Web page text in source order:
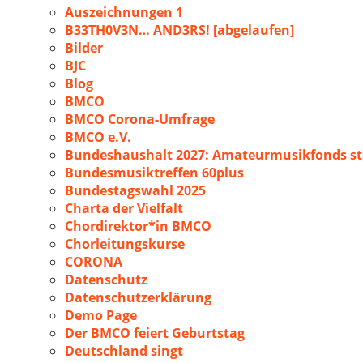
Auszeichnungen 1
B33TH0V3N… AND3RS! [abgelaufen]
Bilder
BJC
Blog
BMCO
BMCO Corona-Umfrage
BMCO e.V.
Bundeshaushalt 2027: Amateurmusikfonds
Bundesmusiktreffen 60plus
Bundestagswahl 2025
Charta der Vielfalt
Chordirektor*in BMCO
Chorleitungskurse
CORONA
Datenschutz
Datenschutzerklärung
Demo Page
Der BMCO feiert Geburtstag
Deutschland singt